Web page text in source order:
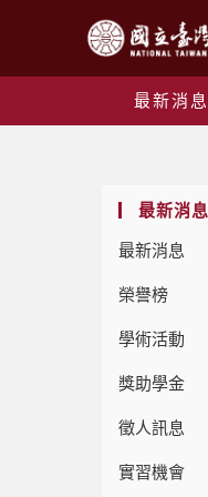
最新消息
最新消息
最新消息
榮譽榜
學術活動
獎助學金
徵人訊息
實習機會